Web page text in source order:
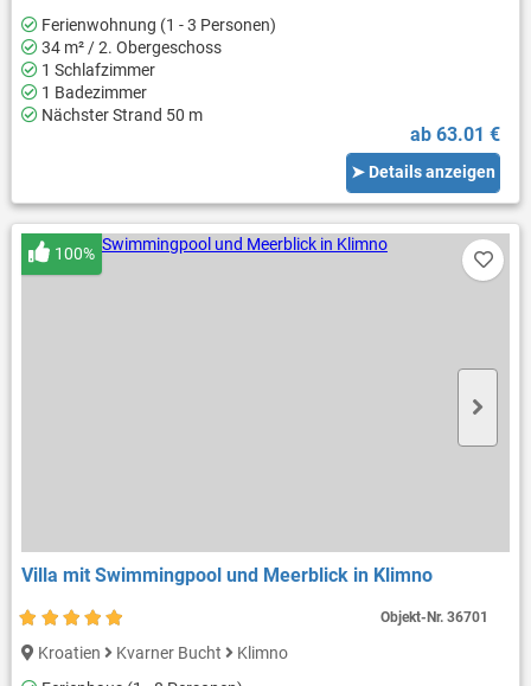
Ferienwohnung (1 - 3 Personen)
34 m² / 2. Obergeschoss
1 Schlafzimmer
1 Badezimmer
Nächster Strand 50 m
ab 63.01 €
➤ Details anzeigen
Villa mit Swimmingpool und Meerblick in Klimno
100%
Kroatien Kvarner Bucht
Klimno
Objekt-Nr.36701